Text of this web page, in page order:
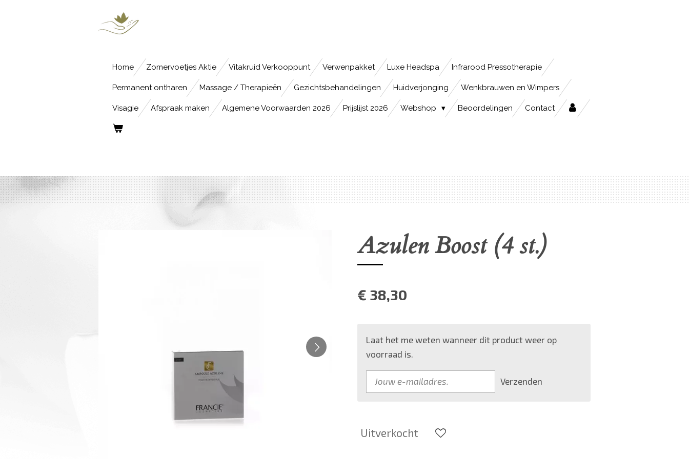
Home Zomervoetjes Aktie Vitakruid Verkooppunt Verwenpakket Luxe Headspa Infrarood Pressotherapie
Permanent ontharen Massage / Therapieën Gezichtsbehandelingen Huidverjonging Wenkbrauwen en Wimpers
Visagie Afspraak maken Algemene Voorwaarden 2026 Prijslijst 2026 Webshop Beoordelingen Contact
Azulen Boost (4 st.)
€ 38,30
Laat het me weten wanneer dit product weer op
voorraad is.
Verzenden
Uitverkocht